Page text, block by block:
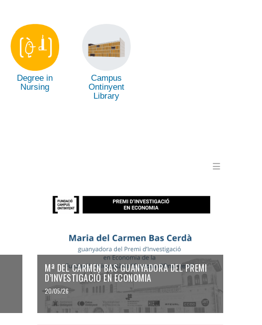
Degree in
Nursing
Campus
Ontinyent
Library
Menu
Mª DEL CARMEN BAS GUANYADORA DEL PREMI
D’INVESTIGACIÓ EN ECONOMIA
20/05/26